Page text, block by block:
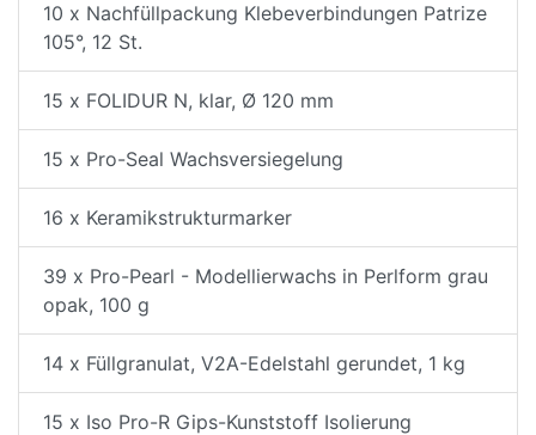
10 x Nachfüllpackung Klebeverbindungen Patrize
105°, 12 St.
15 x FOLIDUR N, klar, Ø 120 mm
15 x Pro-Seal Wachsversiegelung
16 x Keramikstrukturmarker
39 x Pro-Pearl - Modellierwachs in Perlform grau
opak, 100 g
14 x Füllgranulat, V2A-Edelstahl gerundet, 1 kg
15 x Iso Pro-R Gips-Kunststoff Isolierung